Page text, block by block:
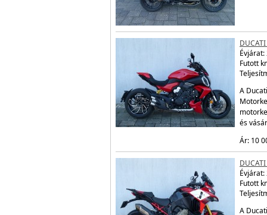
Évjárat:
Futott
A
és
Ár: 10
Évjárat:
Futott
A